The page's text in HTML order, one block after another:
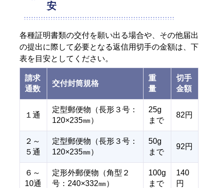
安
各種証明書類の交付を願い出る場合や、その他届出
の提出に際して必要となる返信用切手の金額は、下
表を目安としてください。
請求
通数
交付封筒規格
重
量
切手
金額
１通
定型郵便物（長形３号：
120×235㎜）
25g
まで
82円
２～
５通
定型郵便物（長形３号：
120×235㎜）
50g
まで
92円
６～
10通
定形外郵便物（角型２
号：240×332㎜）
100g
まで
140
円